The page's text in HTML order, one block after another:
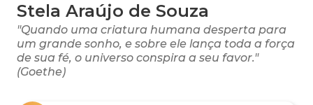
Stela Araújo de Souza
"Quando uma criatura humana desperta para
um grande sonho, e sobre ele lança toda a força
de sua fé, o universo conspira a seu favor."
(Goethe)